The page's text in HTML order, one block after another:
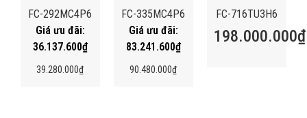
FC-292MC4P6
39.280.000₫
36.137.600₫
FC-335MC4P6
90.480.000₫
83.241.600₫
FC-716TU3H6
198.000.000₫